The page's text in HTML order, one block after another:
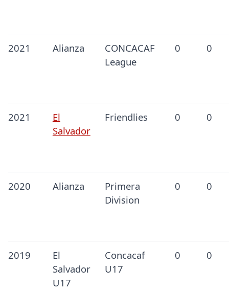
2021 Alianza
CONCACAF
League
0 0
2021
El
Salvador
Friendlies 0 0
2020 Alianza
Primera
Division
0 0
2019
El
Salvador
U17
Concacaf
U17
0 0